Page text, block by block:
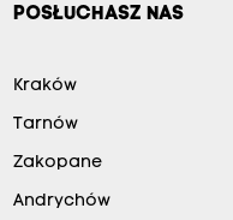
POSŁUCHASZ NAS
Kraków
Tarnów
Zakopane
Andrychów